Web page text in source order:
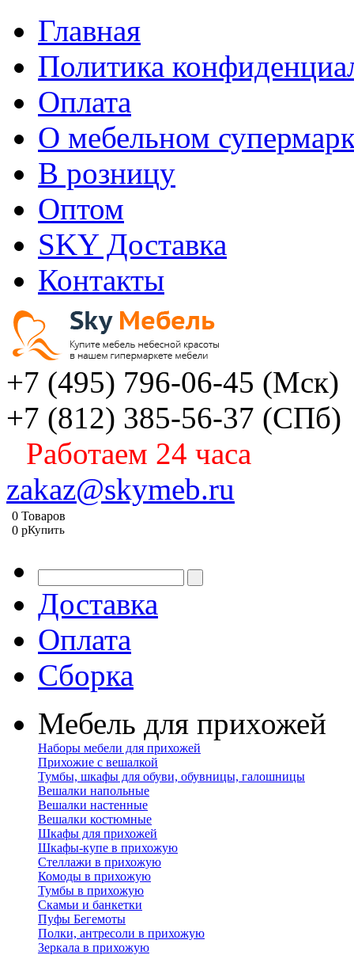
Главная
Политика
Оплата
О мебельном
В розницу
Оптом
SKY Доставка
Контакты
+7 (495) 796-06-45 (Мск)
+7 (812) 385-56-37 (СПб)
Работаем 24 часа
zakaz@skymeb.ru
0 Товаров
0 pКупить
Доставка
Оплата
Сборка
Мебель для прихожей
Наборы мебели для прихожей
Прихожие с вешалкой
Тумбы, шкафы для обуви, обувницы, галошницы
Вешалки напольные
Вешалки настенные
Вешалки костюмные
Шкафы для прихожей
Шкафы-купе в прихожую
Стеллажи в прихожую
Комоды в прихожую
Тумбы в прихожую
Скамьи и банкетки
Пуфы Бегемоты
Полки, антресоли в прихожую
Зеркала в прихожую